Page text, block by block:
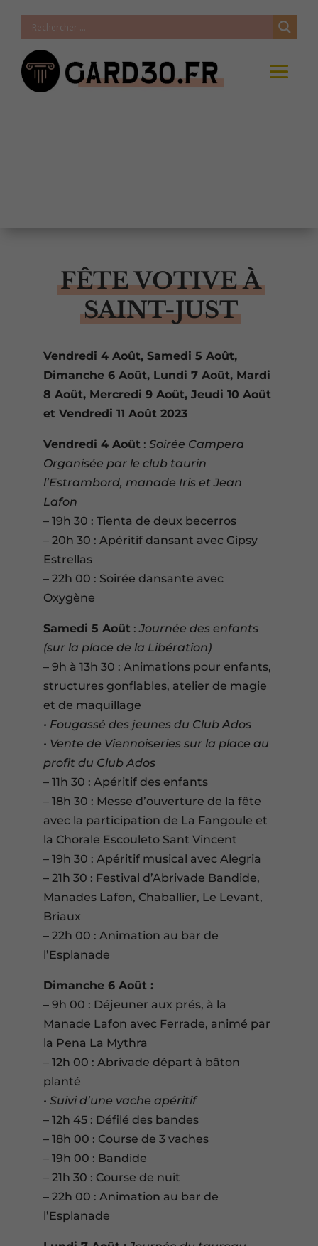
FÊTE VOTIVE À
SAINT-JUST
Vendredi 4 Août, Samedi 5 Août,
Dimanche 6 Août, Lundi 7 Août, Mardi
8 Août, Mercredi 9 Août, Jeudi 10 Août
et Vendredi 11 Août 2023
Vendredi 4 Août: Soirée Campera
Organisée par le club taurin
l’Estrambord, manade Iris et Jean
Lafon
– 19h 30 : Tienta de deux becerros
– 20h 30 : Apéritif dansant avec Gipsy
Estrellas
– 22h 00 : Soirée dansante avec
Oxygène
Samedi 5 Août:Journée des enfants
(sur la place de la Libération)
– 9h à 13h 30 : Animations pour enfants,
structures gonflables, atelier de magie
et de maquillage
• Fougassé des jeunes du Club Ados
• Vente de Viennoiseries sur la place au
profit du Club Ados
– 11h 30 : Apéritif des enfants
– 18h 30 : Messe d’ouverture de la fête
avec la participation de La Fangoule et
la Chorale Escouleto Sant Vincent
– 19h 30 : Apéritif musical avec Alegria
– 21h 30 : Festival d’Abrivade Bandide,
Manades Lafon, Chaballier, Le Levant,
Briaux
– 22h 00 : Animation au bar de
l’Esplanade
Dimanche 6 Août :
– 9h 00 : Déjeuner aux prés, à la
Manade Lafon avec Ferrade, animé par
la Pena La Mythra
– 12h 00 : Abrivade départ à bâton
planté
• Suivi d’une vache apéritif
– 12h 45 : Défilé des bandes
– 18h 00 : Course de 3 vaches
– 19h 00 : Bandide
– 21h 30 : Course de nuit
– 22h 00 : Animation au bar de
l’Esplanade